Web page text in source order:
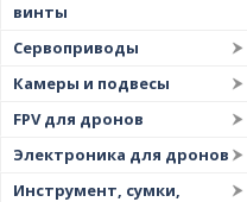
винты
Сервоприводы
Камеры и подвесы
FPV для дронов
Электроника для дронов
Инструмент, сумки,